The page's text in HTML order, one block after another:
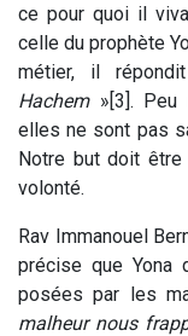
ce pour quoi il
celle du prophète
métier, il
Hachem»[3]. Peu
elles ne sont pas
Notre but doit être
volonté.
Rav Immanouel
précise que Yona
posées par les
malheur nous